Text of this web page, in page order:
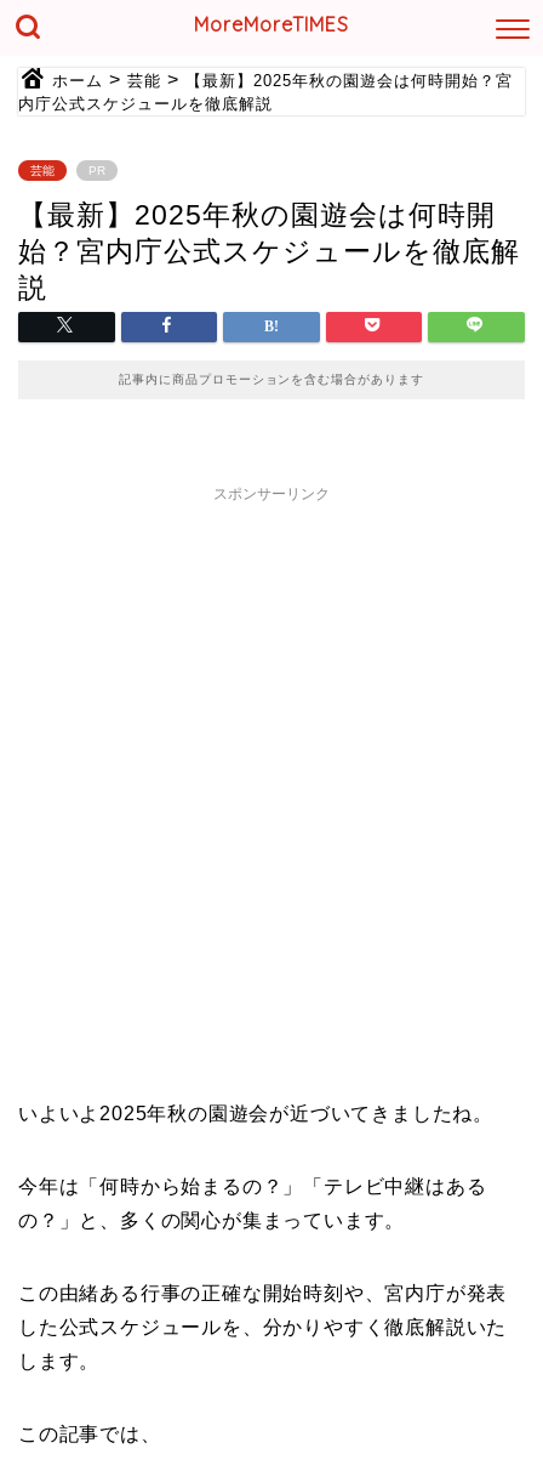
MoreMoreTIMES
ホーム > 芸能 >
【最新】2025年秋の園遊会は何時開始？宮
内庁公式スケジュールを徹底解説
芸能 PR
【最新】2025年秋の園遊会は何時開
始？宮内庁公式スケジュールを徹底解
説
記事内に商品プロモーションを含む場合があります
スポンサーリンク
いよいよ2025年秋の園遊会が近づいてきましたね。
今年は「何時から始まるの？」「テレビ中継はある
の？」と、多くの関心が集まっています。
この由緒ある行事の正確な開始時刻や、宮内庁が発表
した公式スケジュールを、分かりやすく徹底解説いた
します。
この記事では、